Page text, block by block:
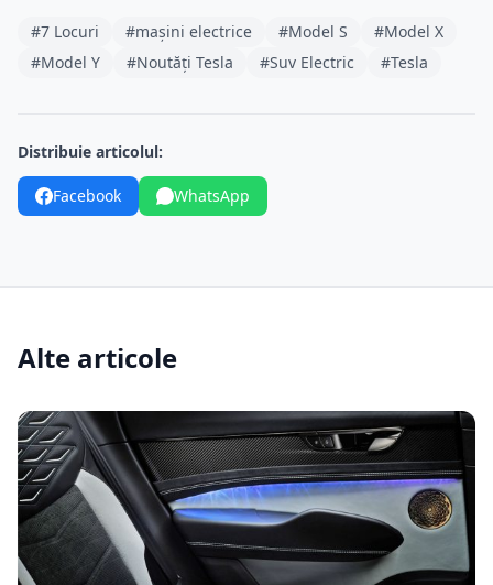
#7 Locuri #mașini electrice #Model S
#Model X
#Model Y
#Noutăți Tesla #Suv Electric #Tesla
Distribuie articolul:
Facebook WhatsApp
Alte articole